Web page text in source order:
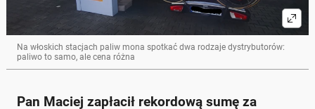
Na włoskich stacjach paliw mona spotkać dwa rodzaje dystrybutorów:
paliwo to samo, ale cena różna
Pan Maciej zapłacił rekordową sumę za